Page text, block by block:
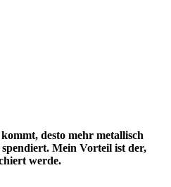
desto mehr metallisch
Mein Vorteil ist der,
werde.